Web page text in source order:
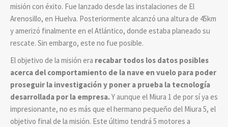
misión con éxito. Fue lanzado desde las instalaciones de El
Arenosillo, en Huelva. Posteriormente alcanzó una altura de 45km
y amerizó finalmente en el Atlántico, donde estaba planeado su
rescate. Sin embargo, este no fue posible.
El objetivo de la misión era recabar todos los datos posibles
acerca del comportamiento de la nave en vuelo para poder
proseguir la investigación y poner a prueba la tecnología
desarrollada por la empresa.Y aunque el Miura 1 de por sí ya es
impresionante, no es más que el hermano pequeño del Miura 5, el
objetivo final de la misión. Este último tendrá 5 motores a